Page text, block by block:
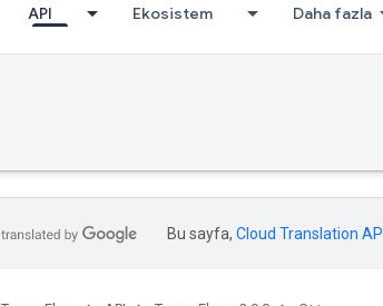
API Ekosistem Daha fazla
Bu sayfa, Cloud Translation API